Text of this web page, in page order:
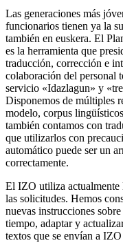
Las generaciones más
funcionarios tienen ya la
también en euskera. El
es la herramienta que
traducción, corrección e
colaboración del personal
servicio «Idazlagun» y
Disponemos de múltiples
modelo, corpus
también contamos con
que utilizarlos con
automático puede ser un
correctamente.
El IZO utiliza
las solicitudes. Hemos
nuevas instrucciones
tiempo, adaptar y
textos que se envían a